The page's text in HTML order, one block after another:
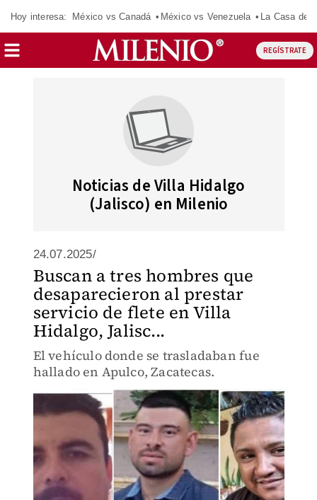
Hoy interesa: México vs Canadá México vs Venezuela La Casa de
REGÍSTRATE
Noticias de Villa Hidalgo
(Jalisco) en Milenio
24.07.2025/
Buscan a tres hombres que
desaparecieron al prestar
servicio de flete en Villa
Hidalgo, Jalisc...
El vehículo donde se trasladaban fue
hallado en Apulco, Zacatecas.